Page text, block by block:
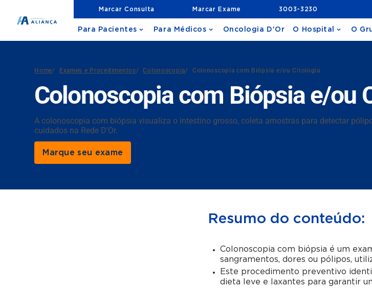
Marcar Consulta Marcar Exame 3003-3230
Para Pacientes Para Médicos Oncologia D'Or O Hospital O
Home/ Exames e Procedimentos/ Colonoscopia/ Colonoscopia com Biópsia e/ou Citologia
Colonoscopia com Biópsia e/ou
A colonoscopia com biópsia visualiza o intestino grosso, coleta amostras para detectar
cuidados na Rede D’Or.
Marque seu exame
Resumo do conteúdo:
Colonoscopia com biópsia é um
sangramentos, dores ou pólipos,
Este procedimento preventivo
dieta leve e laxantes para garantir